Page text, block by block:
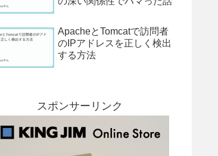
ApacheとTomcatで訪問者
のIPアドレスを正しく検出
する方法
スポンサーリンク